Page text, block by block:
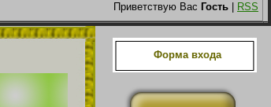
Приветствую Вас Гость RSS
Форма входа